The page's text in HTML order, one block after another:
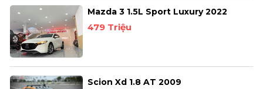
Mazda 3 1.5L Sport Luxury 2022
479 Triệu
Scion Xd 1.8 AT 2009